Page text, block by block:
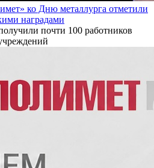
ко Дню металлурга отметили
наградами
почти 100 работников